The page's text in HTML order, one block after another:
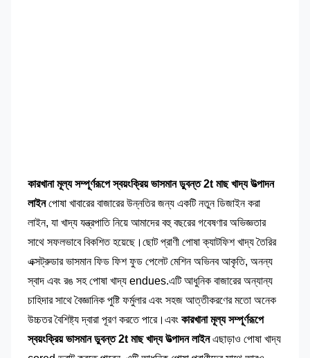
কারখানা মূল্য সম্পূর্ণরূপে স্বয়ংক্রিয় ভাসমান ডুবন্ত 2t মাছ খাদ্য উত্পাদন
লাইন পোষা খাবারের বাজারের উন্নতির জন্য একটি নতুন ডিজাইন করা
লাইন, যা খাদ্য যন্ত্রপাতি নিয়ে আমাদের বহু বছরের গবেষণার অভিজ্ঞতার
সাথে সফলভাবে বিকশিত হয়েছে। ছোট প্রাণী পোষা ক্যাটফিশ খাদ্য তৈরির
এক্সট্রুডার ভাসমান ফিড ফিশ ফুড পেলেট মেশিন অভিনব আকৃতি, অনন্য
স্বাদ এবং রঙ সহ পোষা খাদ্য endues.এটি আধুনিক বাজারের অন্যান্য
চাহিদার সাথে বৈজ্ঞানিক পুষ্টি ফর্মুলার এবং সহজ আত্তীকরণের মতো অনেক
উচ্চতর বৈশিষ্ট্য দ্বারা পূরণ করতে পারে।এবং কারখানা মূল্য সম্পূর্ণরূপে
স্বয়ংক্রিয় ভাসমান ডুবন্ত 2t মাছ খাদ্য উত্পাদন লাইন এছাড়াও পোষা খাদ্য